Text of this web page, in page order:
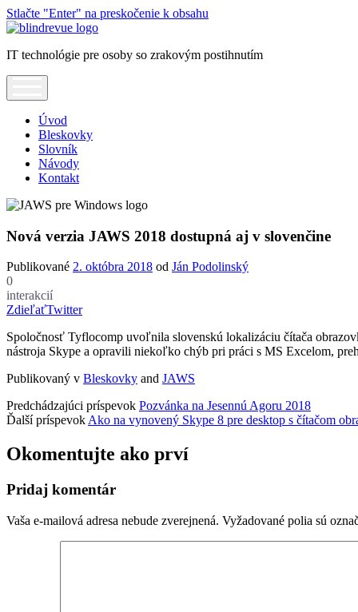
Stlačte "Enter" na preskočenie k obsahu
Blindrevue
IT technológie pre osoby so zrakovým postihnutím
Úvod
Bleskovky
Slovník
Návody
Kontakt
Nová verzia JAWS 2018 dostupná aj v slovenčine
Publikované 2. októbra 2018 od Ján Podolinský
0
interakcií
ZdieľaťTwitter
Spoločnosť Tyflocomp uvoľnila slovenskú lokalizáciu čítača
nástroja Skype a opravili niekoľko chýb pri práci s MS Excelom,
Publikovaný v Bleskovky and JAWS
Predchádzajúci príspevok Pozvánka na Jesennú Agoru 2018
Ďalší príspevokAko na vynovený Skype 8 pre desktop s čítačom
Okomentujte ako prví
Pridaj komentár
Vaša e-mailová adresa nebude zverejnená. Vyžadované polia sú